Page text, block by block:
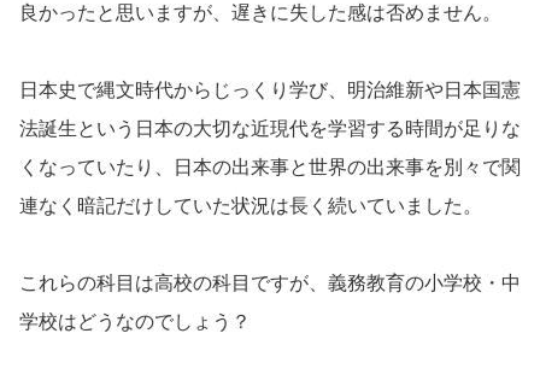
良かったと思いますが、遅きに失した感は否めません。
日本史で縄文時代からじっくり学び、明治維新や日本国憲
法誕生という日本の大切な近現代を学習する時間が足りな
くなっていたり、日本の出来事と世界の出来事を別々で関
連なく暗記だけしていた状況は長く続いていました。
これらの科目は高校の科目ですが、義務教育の小学校・中
学校はどうなのでしょう？